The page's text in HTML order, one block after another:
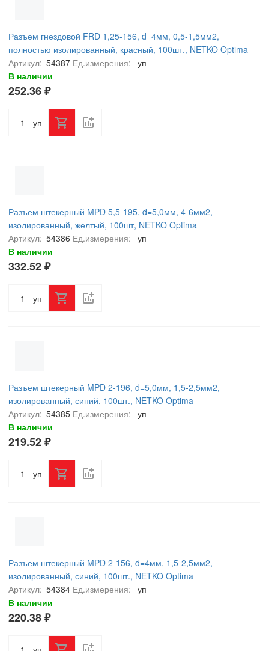
Разъем гнездовой FRD 1,25-156, d=4мм, 0,5-1,5мм2,
полностью изолированный, красный, 100шт., NETKO Optima
Артикул: 54387 Ед.измерения: уп
В наличии
252.36 ₽
уп
Разъем штекерный MPD 5,5-195, d=5,0мм, 4-6мм2,
изолированный, желтый, 100шт, NETKO Optima
Артикул: 54386 Ед.измерения: уп
В наличии
332.52 ₽
уп
Разъем штекерный MPD 2-196, d=5,0мм, 1,5-2,5мм2,
изолированный, синий, 100шт., NETKO Optima
Артикул: 54385 Ед.измерения: уп
В наличии
219.52 ₽
уп
Разъем штекерный MPD 2-156, d=4мм, 1,5-2,5мм2,
изолированный, синий, 100шт., NETKO Optima
Артикул: 54384 Ед.измерения: уп
В наличии
220.38 ₽